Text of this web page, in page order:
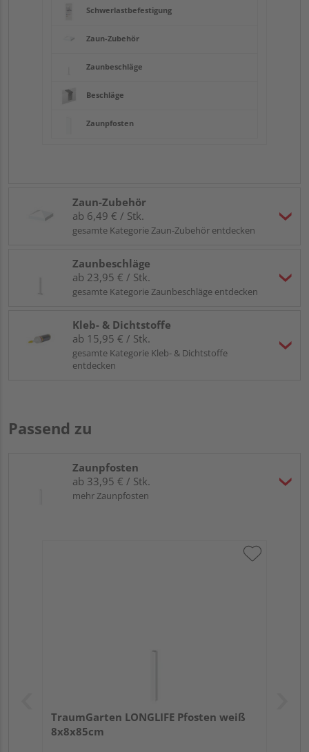
Schwerlastbefestigung
Zaun-Zubehör
Zaunbeschläge
Beschläge
Zaunpfosten
Zaun-Zubehör
ab 6,49 € / Stk.
gesamte Kategorie Zaun-Zubehör entdecken
Zaunbeschläge
ab 23,95 € / Stk.
gesamte Kategorie Zaunbeschläge entdecken
Kleb- & Dichtstoffe
ab 15,95 € / Stk.
gesamte Kategorie Kleb- & Dichtstoffe
entdecken
Passend zu
Zaunpfosten
ab 33,95 € / Stk.
mehr Zaunpfosten
TraumGarten LONGLIFE Pfosten weiß
8x8x85cm